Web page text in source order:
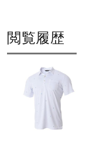
閲覧履歴